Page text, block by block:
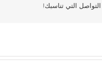
التي تناسبك!